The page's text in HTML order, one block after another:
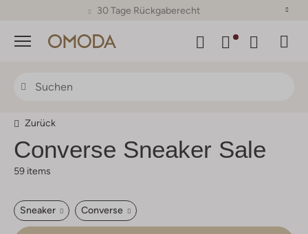
30 Tage Rückgaberecht
Menü
Zurück
Converse Sneaker Sale
59 items
Sneaker Converse